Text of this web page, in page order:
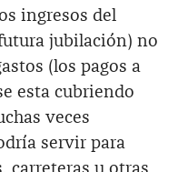
ingresos del
jubilación) no
(los pagos a
esta cubriendo
veces
servir para